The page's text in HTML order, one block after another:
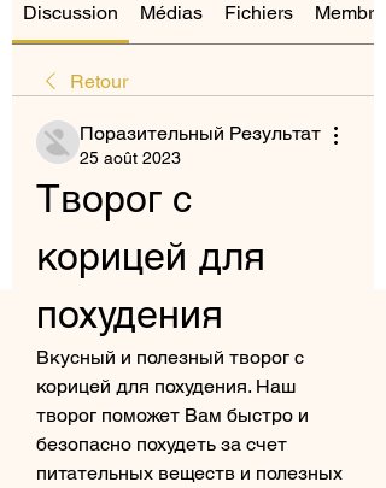
Discussion Médias Fichiers Membres
Retour
Поразительный Результат
25 août 2023
Творог с
корицей для
похудения
Вкусный и полезный творог с
корицей для похудения. Наш
творог поможет Вам быстро и
безопасно похудеть за счет
питательных веществ и полезных